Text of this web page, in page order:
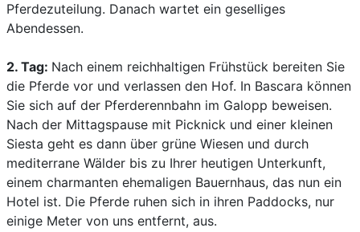
Pferdezuteilung. Danach wartet ein geselliges
Abendessen.
2. Tag: Nach einem reichhaltigen Frühstück bereiten Sie
die Pferde vor und verlassen den Hof. In Bascara können
Sie sich auf der Pferderennbahn im Galopp beweisen.
Nach der Mittagspause mit Picknick und einer kleinen
Siesta geht es dann über grüne Wiesen und durch
mediterrane Wälder bis zu Ihrer heutigen Unterkunft,
einem charmanten ehemaligen Bauernhaus, das nun ein
Hotel ist. Die Pferde ruhen sich in ihren Paddocks, nur
einige Meter von uns entfernt, aus.